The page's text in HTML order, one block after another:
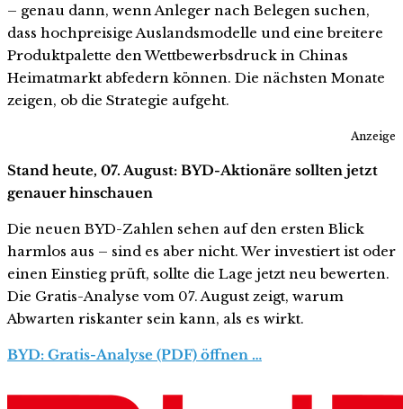
– genau dann, wenn Anleger nach Belegen suchen,
dass hochpreisige Auslandsmodelle und eine breitere
Produktpalette den Wettbewerbsdruck in Chinas
Heimatmarkt abfedern können. Die nächsten Monate
zeigen, ob die Strategie aufgeht.
Anzeige
Stand heute, 07. August: BYD-Aktionäre sollten jetzt
genauer hinschauen
Die neuen BYD-Zahlen sehen auf den ersten Blick
harmlos aus – sind es aber nicht. Wer investiert ist oder
einen Einstieg prüft, sollte die Lage jetzt neu bewerten.
Die Gratis-Analyse vom 07. August zeigt, warum
Abwarten riskanter sein kann, als es wirkt.
BYD: Gratis-Analyse (PDF) öffnen …